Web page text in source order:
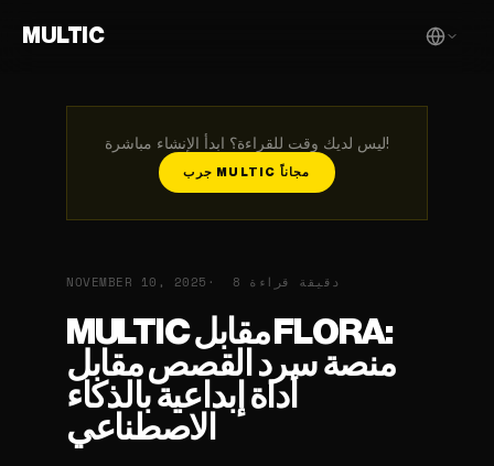
MULTIC
ليس لديك وقت للقراءة؟ ابدأ الإنشاء مباشرة!
جرب MULTIC مجاناً
NOVEMBER 10, 2025 8 دقيقة قراءة
MULTIC مقابل FLORA:
منصة سرد القصص مقابل
أداة إبداعية بالذكاء
الاصطناعي